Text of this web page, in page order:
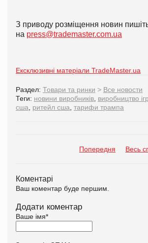
З приводу розміщення новин
на press@trademaster.com.ua
Ексклюзивні матеріали TradeMaster.ua
Раздел: Товари та ринки > Все новости
Теги: новини виробників виробництво
сша
ритейл сша тарифи трампа
Попередня Весь
Коментарі
Ваш коментар буде першим.
Додати коментар
Ваше імя*